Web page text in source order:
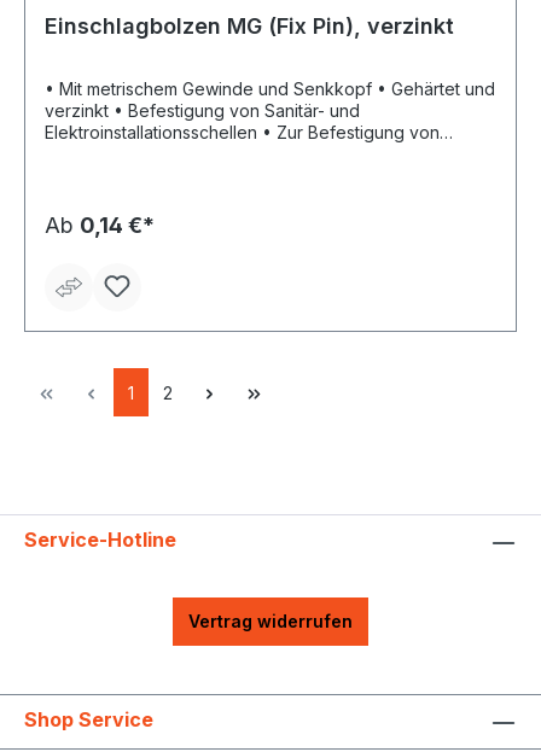
Einschlagbolzen MG (Fix Pin), verzinkt
• Mit metrischem Gewinde und Senkkopf • Gehärtet und
verzinkt • Befestigung von Sanitär- und
Elektroinstallationsschellen • Zur Befestigung von
Ab 0,14 €*
1 2
Service-Hotline
Vertrag widerrufen
Shop Service